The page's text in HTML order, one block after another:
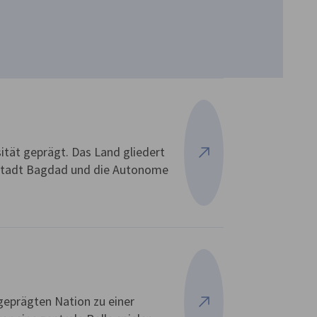
geprägt. Das Land gliedert
Bagdad und die Autonome
Mehr ansehen
Nation zu einer
Mehr ansehen